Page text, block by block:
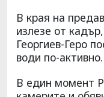
В края на
излезе от
Георгиев-Геро
води по-активно.
В един момент